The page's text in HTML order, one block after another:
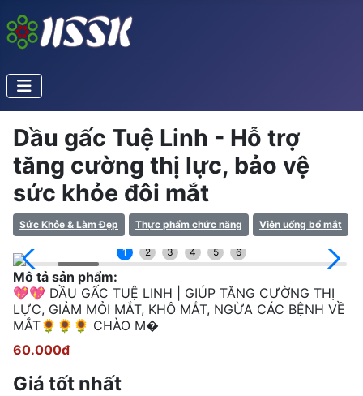
Dầu gấc Tuệ Linh - Hỗ trợ
tăng cường thị lực, bảo vệ
sức khỏe đôi mắt
Sức Khỏe & Làm Đẹp Thực phẩm chức năng Viên uống bổ mắt
1 2 3 4 5 6
Mô tả sản phẩm:
💖💖 DẦU GẤC TUỆ LINH | GIÚP TĂNG CƯỜNG THỊ
LỰC, GIẢM MỎI MẮT, KHÔ MẮT, NGỪA CÁC BỆNH VỀ
MẮT🌻🌻🌻 CHÀO M�
60.000đ
Giá tốt nhất